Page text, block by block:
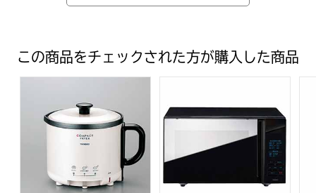
この商品をチェックされた方が購入した商品